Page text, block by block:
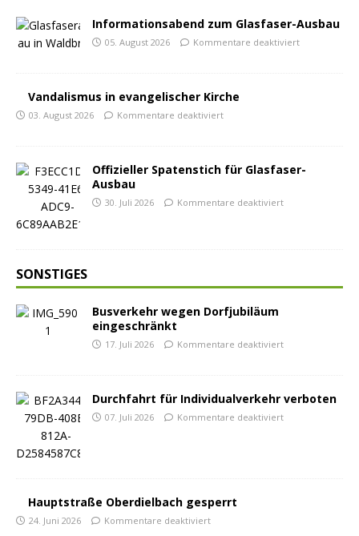
Informationsabend zum Glasfaser-Ausbau
05. August 2026 Kommentare deaktiviert
Vandalismus in evangelischer Kirche
03. August 2026 Kommentare deaktiviert
Offizieller Spatenstich für Glasfaser-
Ausbau
30. Juli 2026 Kommentare deaktiviert
SONSTIGES
Busverkehr wegen Dorfjubiläum
eingeschränkt
17. Juli 2026 Kommentare deaktiviert
Durchfahrt für Individualverkehr verboten
07. Juli 2026 Kommentare deaktiviert
Hauptstraße Oberdielbach gesperrt
24. Juni 2026 Kommentare deaktiviert